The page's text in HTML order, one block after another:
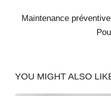
Maintenance
YOU MIGHT ALSO